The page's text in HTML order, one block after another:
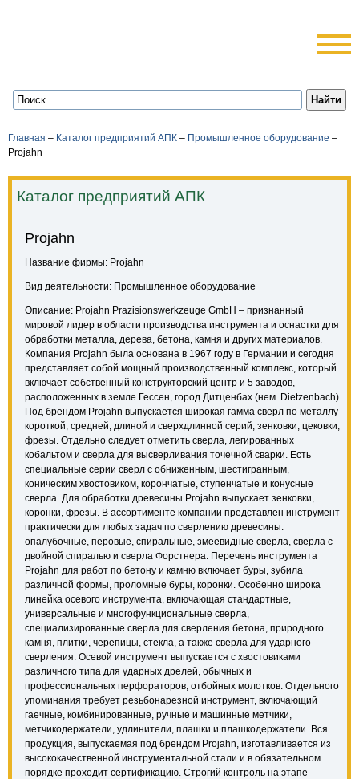
Главная – Каталог предприятий АПК – Промышленное оборудование –
Projahn
Каталог предприятий АПК
Projahn
Название фирмы: Projahn
Вид деятельности: Промышленное оборудование
Описание: Projahn Prazisionswerkzeuge GmbH – признанный
мировой лидер в области производства инструмента и оснастки для
обработки металла, дерева, бетона, камня и других материалов.
Компания Projahn была основана в 1967 году в Германии и сегодня
представляет собой мощный производственный комплекс, который
включает собственный конструкторский центр и 5 заводов,
расположенных в земле Гессен, город Дитценбах (нем. Dietzenbach).
Под брендом Projahn выпускается широкая гамма сверл по металлу
короткой, средней, длиной и сверхдлинной серий, зенковки, цековки,
фрезы. Отдельно следует отметить сверла, легированных
кобальтом и сверла для высверливания точечной сварки. Есть
специальные серии сверл с обниженным, шестигранным,
коническим хвостовиком, корончатые, ступенчатые и конусные
сверла. Для обработки древесины Projahn выпускает зенковки,
коронки, фрезы. В ассортименте компании представлен инструмент
практически для любых задач по сверлению древесины:
опалубочные, перовые, спиральные, змеевидные сверла, сверла с
двойной спиралью и сверла Форстнера. Перечень инструмента
Projahn для работ по бетону и камню включает буры, зубила
различной формы, проломные буры, коронки. Особенно широка
линейка осевого инструмента, включающая стандартные,
универсальные и многофункциональные сверла,
специализированные сверла для сверления бетона, природного
камня, плитки, черепицы, стекла, а также сверла для ударного
сверления. Осевой инструмент выпускается с хвостовиками
различного типа для ударных дрелей, обычных и
профессиональных перфораторов, отбойных молотков. Отдельного
упоминания требует резьбонарезной инструмент, включающий
гаечные, комбинированные, ручные и машинные метчики,
метчикодержатели, удлинители, плашки и плашкодержатели. Вся
продукция, выпускаемая под брендом Projahn, изготавливается из
высококачественной инструментальной стали и в обязательном
порядке проходит сертификацию. Строгий контроль на этапе